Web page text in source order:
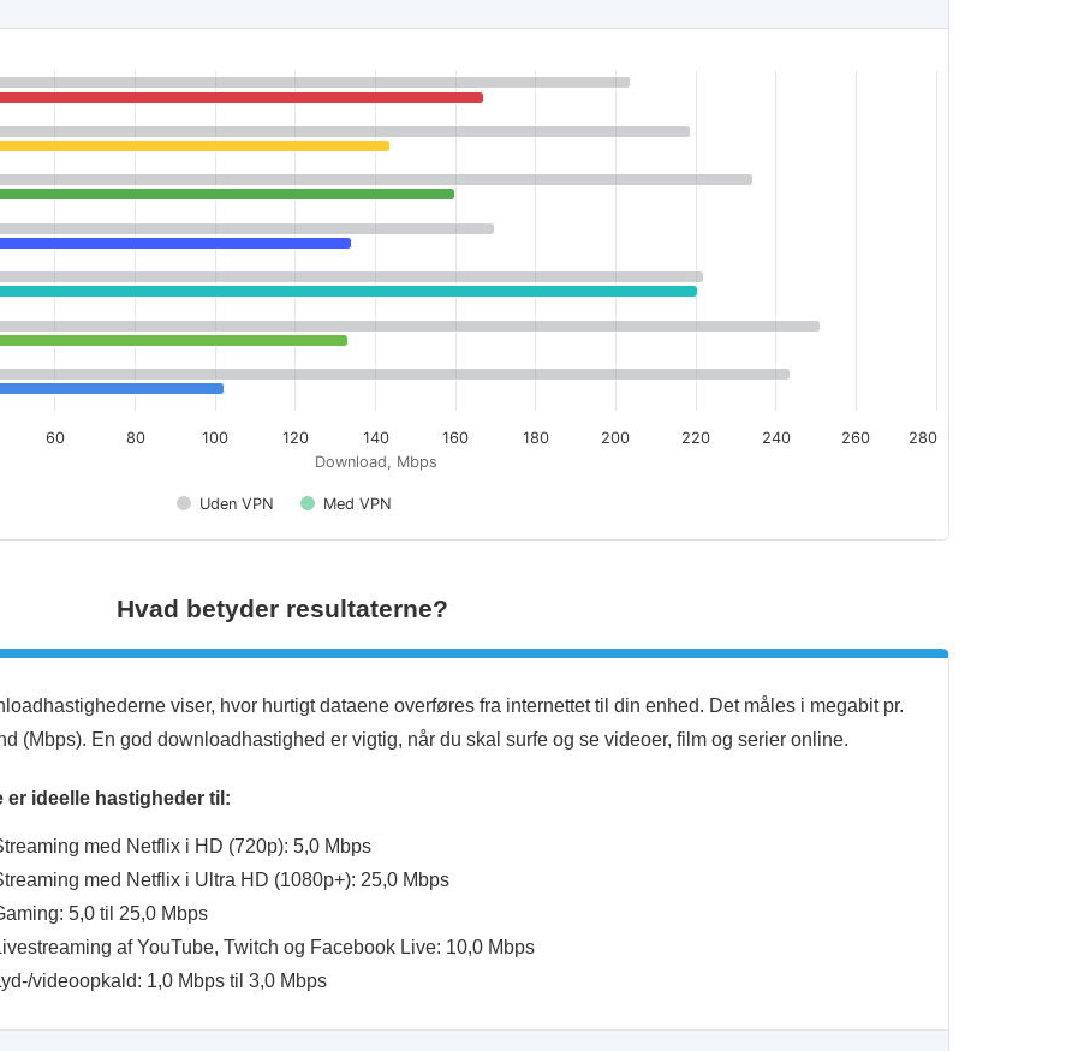
Download, Mbps
Uden VPN Med VPN
60 80 100 120 140 160 180 200 220 240 260 280
Hvad betyder resultaterne?
viser, hvor hurtigt dataene overføres fra internettet til din enhed. Det måles i megabit pr.
(Mbps). En god downloadhastighed er vigtig, når du skal surfe og se videoer, film og serier online.
er ideelle hastigheder til:
med Netflix i HD (720p): 5,0 Mbps
med Netflix i Ultra HD (1080p+): 25,0 Mbps
5,0 til 25,0 Mbps
af YouTube, Twitch og Facebook Live: 10,0 Mbps
videoopkald: 1,0 Mbps til 3,0 Mbps